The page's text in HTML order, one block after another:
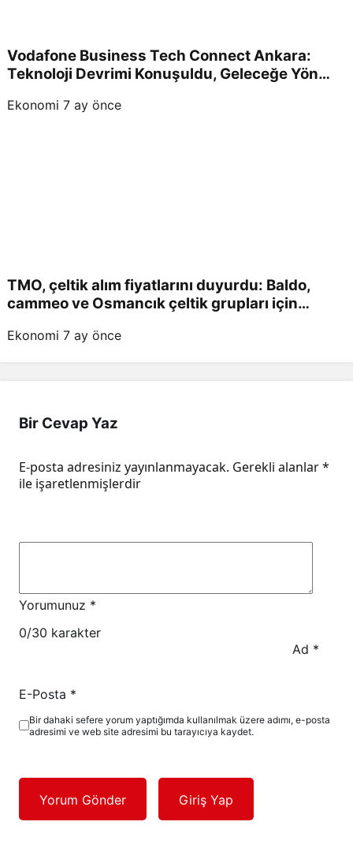
Vodafone Business Tech Connect Ankara:
Teknoloji Devrimi Konuşuldu, Geleceğe Yön
Ekonomi 7 ay önce
TMO, çeltik alım fiyatlarını duyurdu: Baldo,
cammeo ve Osmancık çeltik grupları için
Ekonomi 7 ay önce
Bir Cevap Yaz
E-posta adresiniz yayınlanmayacak. Gerekli alanlar*
ile işaretlenmişlerdir
Yorumunuz *
0/30 karakter
Ad *
E-Posta *
Bir dahaki sefere yorum yaptığımda kullanılmak üzere adımı, e-posta
adresimi ve web site adresimi bu tarayıcıya kaydet.
Yorum Gönder Giriş Yap